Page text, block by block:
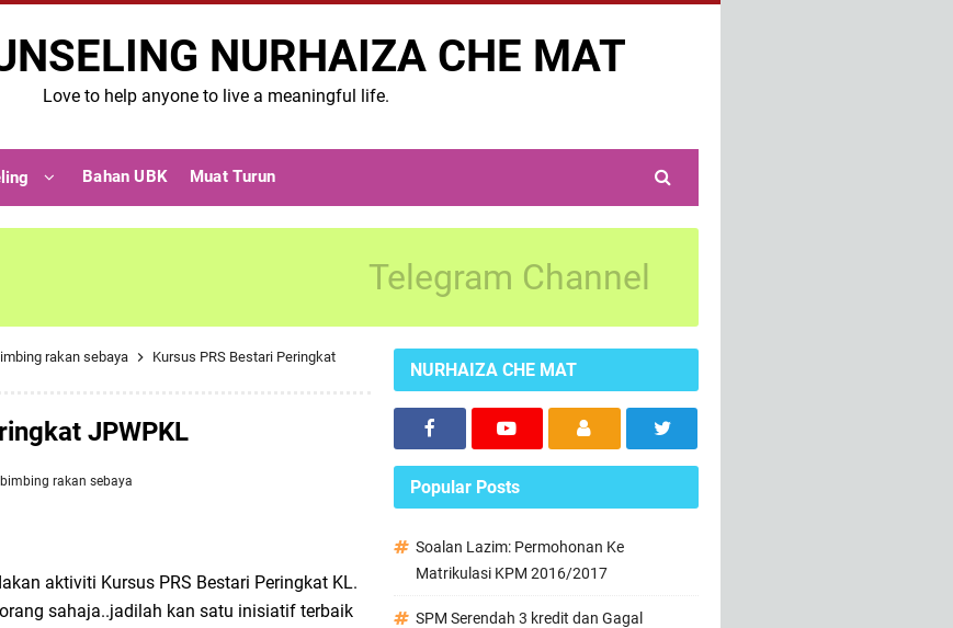
NURHAIZA CHE MAT
Love to help anyone to live a meaningful life.
Bahan UBK Muat Turun
Telegram Channel
rakan sebaya
Kursus PRS Bestari Peringkat
JPWPKL
rakan sebaya
aktiviti Kursus PRS Bestari Peringkat KL.
sahaja..jadilah kan satu inisiatif terbaik
NURHAIZA CHE MAT
Popular Posts
Soalan Lazim: Permohonan Ke
Matrikulasi KPM 2016/2017
SPM Serendah 3 kredit dan Gagal